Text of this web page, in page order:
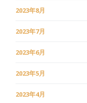
2023年8月
2023年7月
2023年6月
2023年5月
2023年4月